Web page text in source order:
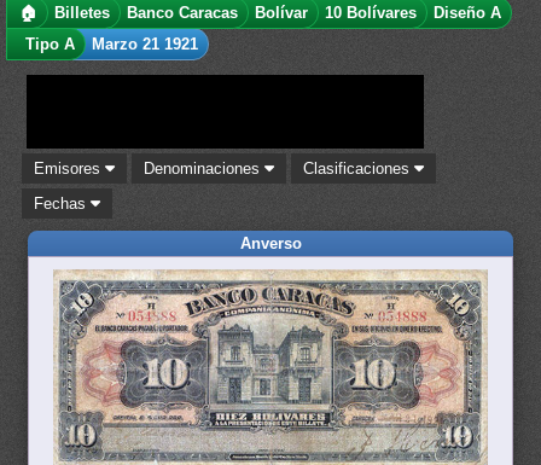
🏠 Billetes Banco Caracas Bolívar 10 Bolívares
Diseño A
Tipo A
Marzo 21 1921
Emisores Denominaciones
Clasificaciones
Fechas
Anverso